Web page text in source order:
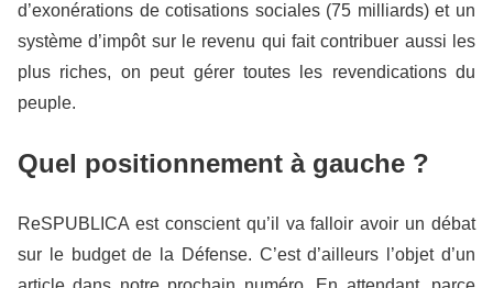
d’exonérations de cotisations sociales (75 milliards) et un
système d’impôt sur le revenu qui fait contribuer aussi les
plus riches, on peut gérer toutes les revendications du
peuple.
Quel positionnement à gauche ?
ReSPUBLICA est conscient qu’il va falloir avoir un débat
sur le budget de la Défense. C’est d’ailleurs l’objet d’un